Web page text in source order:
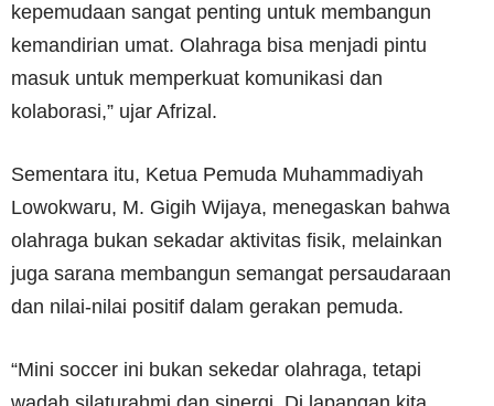
kepemudaan sangat penting untuk membangun
kemandirian umat. Olahraga bisa menjadi pintu
masuk untuk memperkuat komunikasi dan
kolaborasi,” ujar Afrizal.
Sementara itu, Ketua Pemuda Muhammadiyah
Lowokwaru, M. Gigih Wijaya, menegaskan bahwa
olahraga bukan sekadar aktivitas fisik, melainkan
juga sarana membangun semangat persaudaraan
dan nilai-nilai positif dalam gerakan pemuda.
“Mini soccer ini bukan sekedar olahraga, tetapi